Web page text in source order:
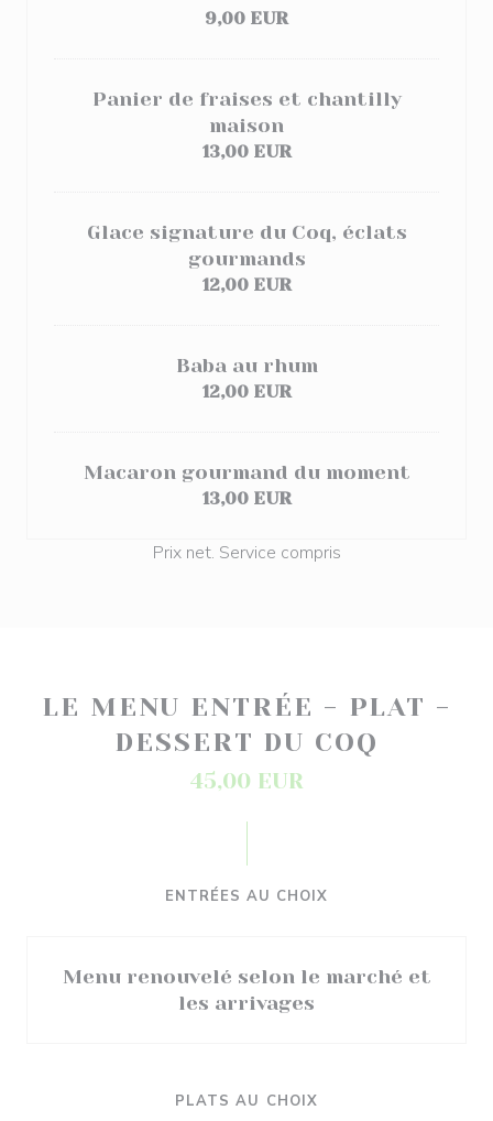
9,00 EUR
Panier de fraises et chantilly
maison
13,00 EUR
Glace signature du Coq, éclats
gourmands
12,00 EUR
Baba au rhum
12,00 EUR
Macaron gourmand du moment
13,00 EUR
Prix net. Service compris
LE MENU ENTRÉE - PLAT -
DESSERT DU COQ
45,00 EUR
ENTRÉES AU CHOIX
Menu renouvelé selon le marché et
les arrivages
PLATS AU CHOIX